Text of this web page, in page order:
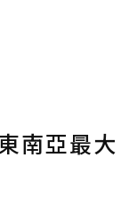
南亞最大